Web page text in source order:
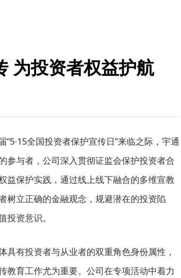
为投资者权益护航
全国投资者保护宣传日”来临之际，宇通
参与者，公司深入贯彻证监会保护投资者合
益保护实践，通过线上线下融合的多维宣教
树立正确的金融观念，规避潜在的投资陷
资意识。
具有投资者与从业者的双重角色身份属性，
教育工作尤为重要。公司在专项活动中着力